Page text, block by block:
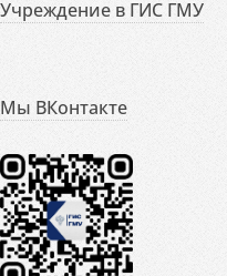
Учреждение в ГИС ГМУ
Мы ВКонтакте